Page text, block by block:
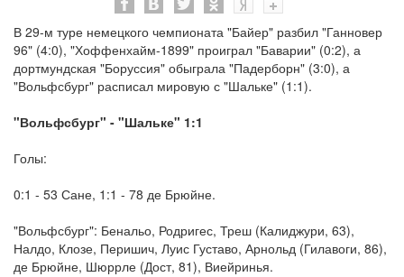
В 29-м туре немецкого чемпионата "Байер" разбил "Ганновер
96" (4:0), "Хоффенхайм-1899" проиграл "Баварии" (0:2), а
дортмундская "Боруссия" обыграла "Падерборн" (3:0), а
"Вольфсбург" расписал мировую с "Шальке" (1:1).
"Вольфсбург" - "Шальке" 1:1
Голы:
0:1 - 53 Сане, 1:1 - 78 де Брюйне.
"Вольфсбург": Бенальо, Родригес, Треш (Калиджури, 63),
Налдо, Клозе, Перишич, Луис Густаво, Арнольд (Гилавоги, 86),
де Брюйне, Шюррле (Дост, 81), Виейринья.